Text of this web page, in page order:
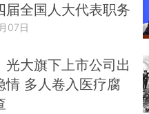
届全国人大代表职务
07日
光大旗下上市公司出
情 多人卷入医疗腐